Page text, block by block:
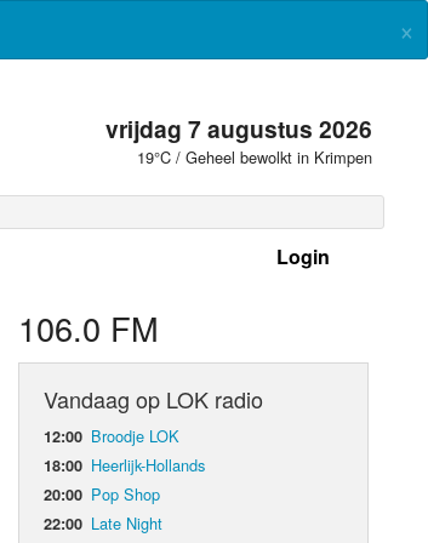
×
vrijdag 7 augustus 2026
19°C / Geheel bewolkt in Krimpen
Login
106.0 FM
Vandaag op LOK radio
12:00 Broodje LOK
18:00 Heerlijk-Hollands
20:00 Pop Shop
22:00 Late Night